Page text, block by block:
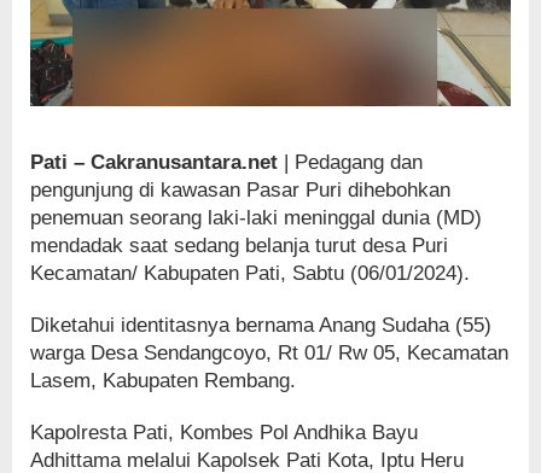
Pati – Cakranusantara.net | Pedagang dan
pengunjung di kawasan Pasar Puri dihebohkan
penemuan seorang laki-laki meninggal dunia (MD)
mendadak saat sedang belanja turut desa Puri
Kecamatan/ Kabupaten Pati, Sabtu (06/01/2024).
Diketahui identitasnya bernama Anang Sudaha (55)
warga Desa Sendangcoyo, Rt 01/ Rw 05, Kecamatan
Lasem, Kabupaten Rembang.
Kapolresta Pati, Kombes Pol Andhika Bayu
Adhittama melalui Kapolsek Pati Kota, Iptu Heru